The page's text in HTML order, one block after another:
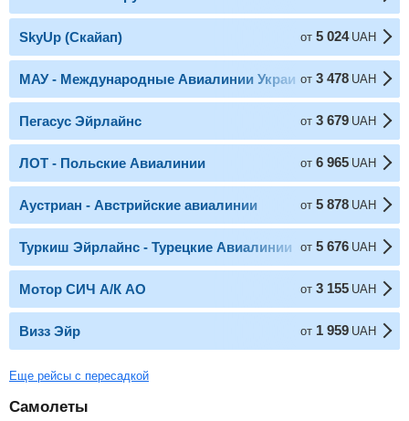
SkyUp (Скайап) от 5 024 UAH
МАУ - Международные Авиалинии Украины
от 3 478 UAH
Пегасус Эйрлайнс от 3 679 UAH
ЛОТ - Польские Авиалинии от 6 965 UAH
Аустриан - Австрийские авиалинии от 5 878 UAH
Туркиш Эйрлайнс - Турецкие Авиалинии от 5 676 UAH
Мотор СИЧ А/К АО от 3 155 UAH
Визз Эйр от 1 959 UAH
Еще рейсы с пересадкой
Самолеты